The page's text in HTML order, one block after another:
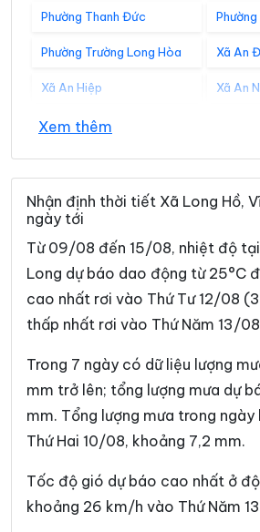
Phường Thanh Đức Phường
Phường Trường Long Hòa Xã An
Xã An Hiệp Xã An
Xã An Phú Tân
Xã Ba Tri Xã Bảo
Xã Bình Đại Xã Bình
Xã Bình Phước
Xã Cái Nhum Xã
Xã Cầu Kè Xã Cầu
Xã Châu Hòa Xã
Xã Châu Thành Xã Chợ
Xã Đại An Xã Đại
Xã Đôn Châu Xã
Xã Đồng Khởi Xã
Xã Giồng Trôm Xã Hàm
Xem thêm
Nhận định thời tiết Xã Long Hồ,
ngày tới
Từ 09/08 đến 15/08, nhiệt độ tại
Long dự báo dao động từ 25°C
cao nhất rơi vào Thứ Tư 12/08
thấp nhất rơi vào Thứ Năm 13/
Trong 7 ngày có dữ liệu lượng
mm trở lên; tổng lượng mưa dự
mm. Tổng lượng mưa trong
Thứ Hai 10/08, khoảng 7,2 mm.
Tốc độ gió dự báo cao nhất ở
khoảng 26 km/h vào Thứ Năm